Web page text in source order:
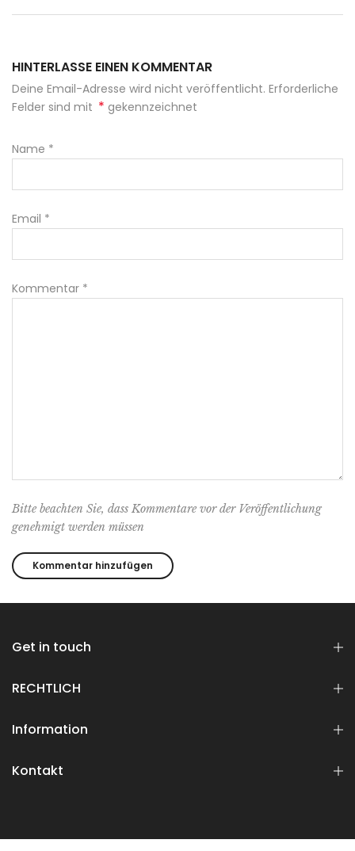
HINTERLASSE EINEN KOMMENTAR
Deine Email-Adresse wird nicht veröffentlicht. Erforderliche
Felder sind mit * gekennzeichnet
Name *
Email *
Kommentar *
Bitte beachten Sie, dass Kommentare vor der Veröffentlichung
genehmigt werden müssen
Get in touch
RECHTLICH
Information
Kontakt